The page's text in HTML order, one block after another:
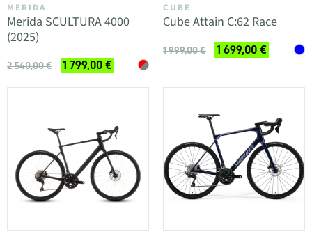
MERIDA
Merida SCULTURA 4000
(2025)
2 540,00 € 1 799,00 €
CUBE
Cube Attain C:62 Race
1 999,00 € 1 699,00 €